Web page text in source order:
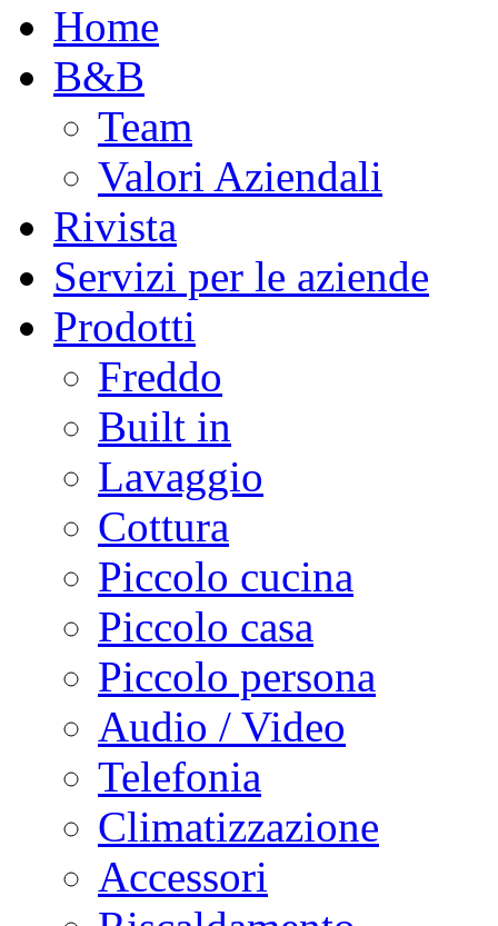
Home
B&B
Team
Valori Aziendali
Rivista
Servizi per le aziende
Prodotti
Freddo
Built in
Lavaggio
Cottura
Piccolo cucina
Piccolo casa
Piccolo persona
Audio / Video
Telefonia
Climatizzazione
Accessori